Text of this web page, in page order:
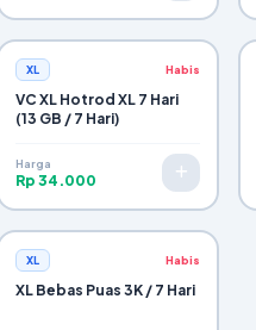
XL Habis
VC XL Hotrod XL 7 Hari
(13 GB / 7 Hari)
Harga
Rp 34.000
XL Habis
XL Bebas Puas 3K / 7 Hari